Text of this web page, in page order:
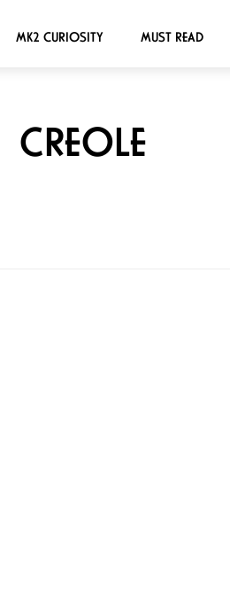
MK2 CURIOSITY MUST READ
CREOLE